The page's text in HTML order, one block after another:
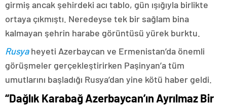
girmiş ancak şehirdeki acı tablo, gün ışığıyla birlikte
ortaya çıkmıştı. Neredeyse tek bir sağlam bina
kalmayan şehrin harabe görüntüsü yürek burktu.
Rusyaheyeti Azerbaycan ve Ermenistan’da önemli
görüşmeler gerçekleştirirken Paşinyan’a tüm
umutlarını başladığı Rusya’dan yine kötü haber geldi.
“Dağlık Karabağ Azerbaycan’ın Ayrılmaz Bir